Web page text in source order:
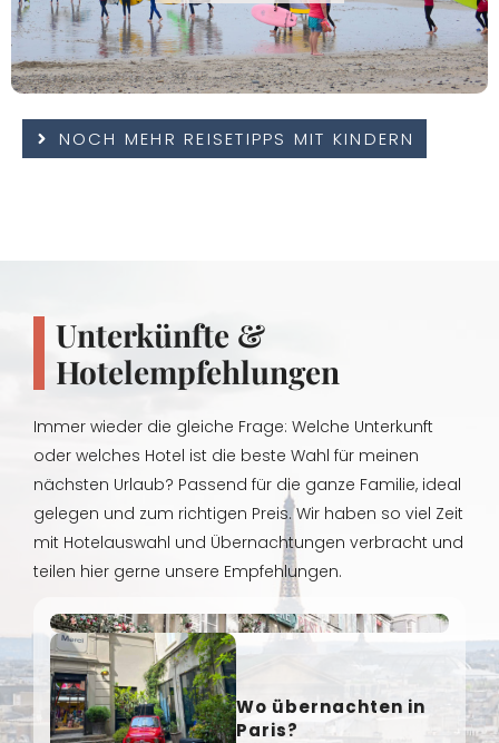
NOCH MEHR REISETIPPS MIT KINDERN
Unterkünfte &
Hotelempfehlungen
Immer wieder die gleiche Frage: Welche Unterkunft
oder welches Hotel ist die beste Wahl für meinen
nächsten Urlaub? Passend für die ganze Familie, ideal
gelegen und zum richtigen Preis. Wir haben so viel Zeit
mit Hotelauswahl und Übernachtungen verbracht und
teilen hier gerne unsere Empfehlungen.
Wo übernachten in
Paris?